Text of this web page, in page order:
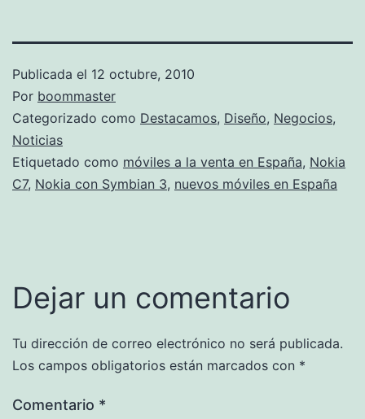
Publicada el 12 octubre, 2010
Por boommaster
Categorizado como Destacamos, Diseño, Negocios,
Noticias
Etiquetado como móviles a la venta en España, Nokia
C7, Nokia con Symbian 3, nuevos móviles en España
Dejar un comentario
Tu dirección de correo electrónico no será publicada.
Los campos obligatorios están marcados con *
Comentario *